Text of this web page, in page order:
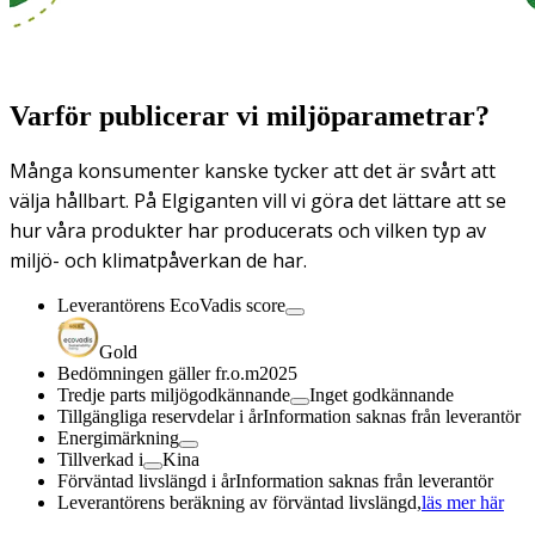
Varför publicerar vi miljöparametrar?
Många konsumenter kanske tycker att det är svårt att
välja hållbart. På Elgiganten vill vi göra det lättare att se
hur våra produkter har producerats och vilken typ av
miljö- och klimatpåverkan de har.
Leverantörens EcoVadis score
Gold
Bedömningen gäller fr.o.m2025
Tredje parts miljögodkännande
Inget godkännande
Tillgängliga reservdelar i årInformation saknas från leverantör
Energimärkning
Tillverkad i
Kina
Förväntad livslängd i årInformation saknas från leverantör
Leverantörens beräkning av förväntad livslängd,läs mer här